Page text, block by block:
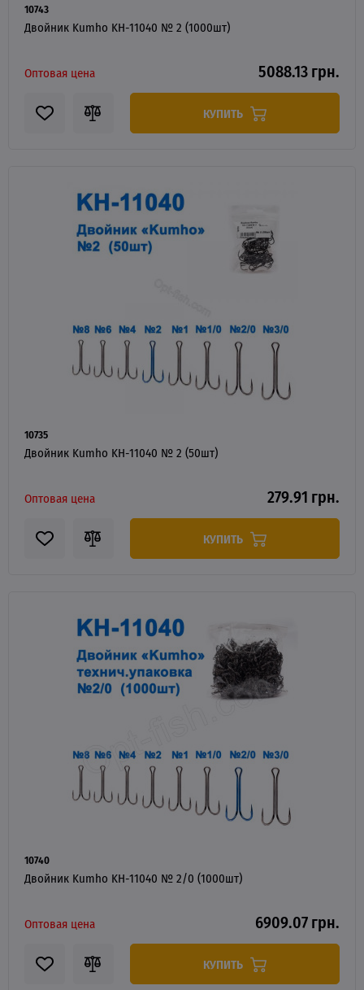
10743
Двойник Kumho KH-11040 № 2 (1000шт)
Оптовая цена 5088.13 грн.
КУПИТЬ
10735
Двойник Kumho KH-11040 № 2 (50шт)
Оптовая цена 279.91 грн.
КУПИТЬ
10740
Двойник Kumho KH-11040 № 2/0 (1000шт)
Оптовая цена 6909.07 грн.
КУПИТЬ